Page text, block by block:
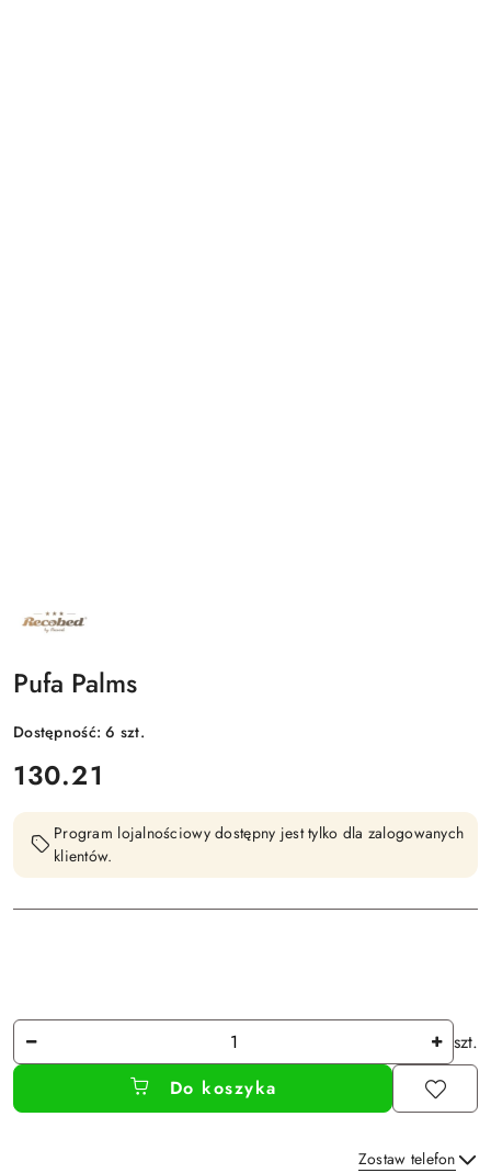
NAZWA
PRODUCENTA:
Pufa Palms
Dostępność:6 szt.
cena:
130.21
Program lojalnościowy dostępny jest tylko dla zalogowanych
klientów.
Ilość
szt.
Do koszyka
Zostaw telefon